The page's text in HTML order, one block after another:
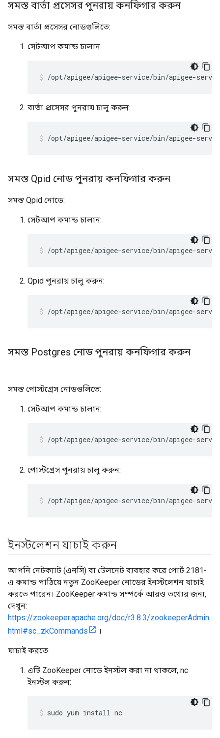
সমস্ত বার্তা প্রসেসর পুনরায় কনফিগার করুন
সমস্ত বার্তা প্রসেসর নোডগুলিতে:
সেটআপ কমান্ড চালান:
/opt/apigee/apigee-service/bin/apigee-
বার্তা প্রসেসর পুনরায় চালু করুন:
/opt/apigee/apigee-service/bin/apigee-
সমস্ত Qpid নোড পুনরায় কনফিগার করুন
সমস্ত Qpid নোডে:
সেটআপ কমান্ড চালান:
/opt/apigee/apigee-service/bin/apigee-
Qpid পুনরায় চালু করুন:
/opt/apigee/apigee-service/bin/apigee-
সমস্ত Postgres নোড পুনরায় কনফিগার করুন
সমস্ত পোস্টগ্রেস নোডগুলিতে:
সেটআপ কমান্ড চালান:
/opt/apigee/apigee-service/bin/apigee-
পোস্টগ্রেস পুনরায় চালু করুন:
/opt/apigee/apigee-service/bin/apigee-
ইনস্টলেশন যাচাই করুন
আপনি নেটক্যাট (এনসি) বা টেলনেট ব্যবহার করে পোর্ট 2181-
এ কমান্ড পাঠিয়ে নতুন ZooKeeper নোডের ইনস্টলেশন যাচাই
করতে পারেন। ZooKeeper কমান্ড সম্পর্কে আরও তথ্যের জন্য,
দেখুন:
https://zookeeper.apache.org/doc/r3.8.3/zookeeperAdmin.
html#sc_zkCommands
।
যাচাই করতে:
এটি ZooKeeper নোডে ইনস্টল করা না থাকলে, nc
ইনস্টল করুন:
sudo yum install nc